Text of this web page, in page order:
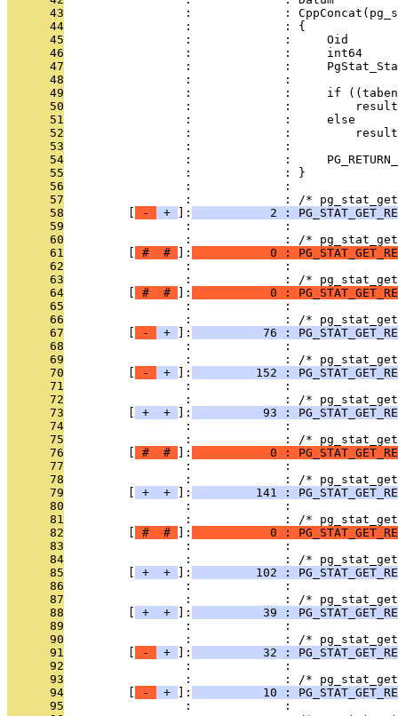
      43
:             :
      44
:             : {
      45
:             :     Oid
      46
:             :     int64
      47
:             :
      48
:             :
      49
:             :     if
      50
:             :
      51
:             :     else
      52
:             :
      53
:             :
      54
:             :
      55
                 :             : }
      56
                 :             :
      57
:             : /*
      58
- + ]:
2 :
      59
                 :             :
      60
:             : /*
      61
# # ]:
0 :
      62
                 :             :
      63
:             : /*
      64
# # ]:
0 :
      65
                 :             :
      66
:             : /*
      67
- + ]:
76 :
      68
                 :             :
      69
:             : /*
      70
- + ]:
152 :
      71
                 :             :
      72
:             : /*
      73
+ + ]:
93 :
      74
                 :             :
      75
:             : /*
      76
# # ]:
0 :
      77
                 :             :
      78
:             : /*
      79
+ + ]:
141 :
      80
                 :             :
      81
:             : /*
      82
# # ]:
0 :
      83
                 :             :
      84
:             : /*
      85
+ + ]:
102 :
      86
                 :             :
      87
:             : /*
      88
+ + ]:
39 :
      89
                 :             :
      90
:             : /*
      91
- + ]:
32 :
      92
                 :             :
      93
:             : /*
      94
- + ]:
10 :
      95
                 :             :